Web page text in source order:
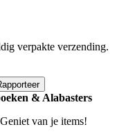
verpakte verzending.
& Alabasters
van je items!